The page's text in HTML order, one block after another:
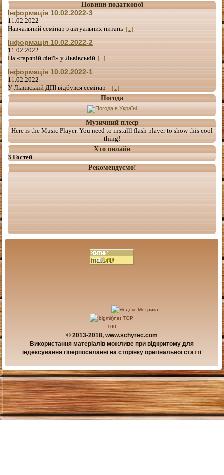
Новини податкової
Інформація 10.02.2022-3
11.02.2022
Навчальний семінар з актуальних питань [...]
Інформація 10.02.2022-2
11.02.2022
На «гарячій лінії» у Львівській [...]
Інформація 10.02.2022-1
11.02.2022
У Львівській ДПІ відбувся семінар - [...]
Погода
Музичний плеєр
Here is the Music Player. You need to installl flash player to show this cool
thing!
Хто онлайн
3 Гостей
Рекомендуємо!
© 2013-2018, www.schyrec.com
Використання матеріалів можливе при відкритому для
індексування гіперпосиланні на сторінку оригінальної статті